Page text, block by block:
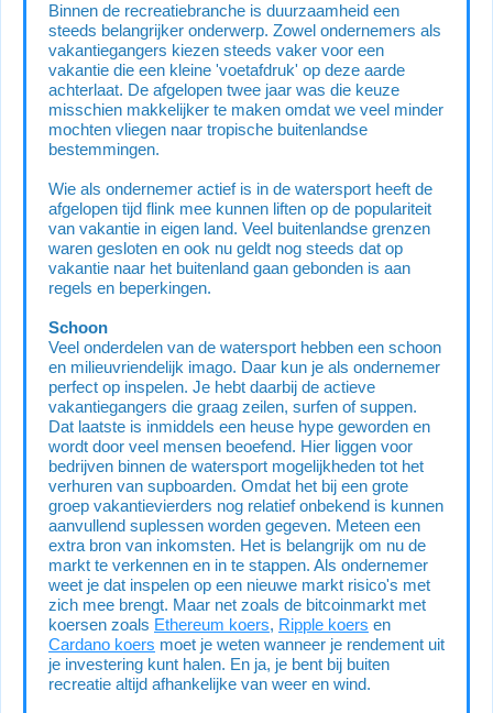
Binnen de recreatiebranche is duurzaamheid een
steeds belangrijker onderwerp. Zowel ondernemers als
vakantiegangers kiezen steeds vaker voor een
vakantie die een kleine 'voetafdruk' op deze aarde
achterlaat. De afgelopen twee jaar was die keuze
misschien makkelijker te maken omdat we veel minder
mochten vliegen naar tropische buitenlandse
bestemmingen.
Wie als ondernemer actief is in de watersport heeft de
afgelopen tijd flink mee kunnen liften op de populariteit
van vakantie in eigen land. Veel buitenlandse grenzen
waren gesloten en ook nu geldt nog steeds dat op
vakantie naar het buitenland gaan gebonden is aan
regels en beperkingen.
Schoon
Veel onderdelen van de watersport hebben een schoon
en milieuvriendelijk imago. Daar kun je als ondernemer
perfect op inspelen. Je hebt daarbij de actieve
vakantiegangers die graag zeilen, surfen of suppen.
Dat laatste is inmiddels een heuse hype geworden en
wordt door veel mensen beoefend. Hier liggen voor
bedrijven binnen de watersport mogelijkheden tot het
verhuren van supboarden. Omdat het bij een grote
groep vakantievierders nog relatief onbekend is kunnen
aanvullend suplessen worden gegeven. Meteen een
extra bron van inkomsten. Het is belangrijk om nu de
markt te verkennen en in te stappen. Als ondernemer
weet je dat inspelen op een nieuwe markt risico's met
zich mee brengt. Maar net zoals de bitcoinmarkt met
koersen zoals Ethereum koers, Ripple koers en
Cardano koers moet je weten wanneer je rendement uit
je investering kunt halen. En ja, je bent bij buiten
recreatie altijd afhankelijke van weer en wind.